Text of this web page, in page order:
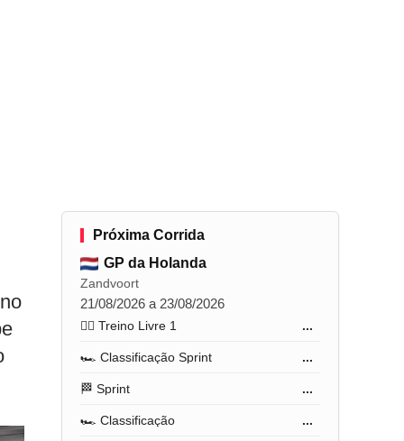
Próxima Corrida
GP da Holanda
Zandvoort
21/08/2026 a 23/08/2026
🏋️‍♂️ Treino Livre 1 ...
🏎️ Classificação Sprint ...
🏁 Sprint ...
🏎️ Classificação ...